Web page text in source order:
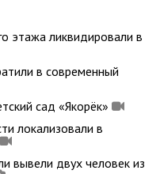
этажа ликвидировали в
в современный
сад «Якорёк»
локализовали в
вывели двух человек из